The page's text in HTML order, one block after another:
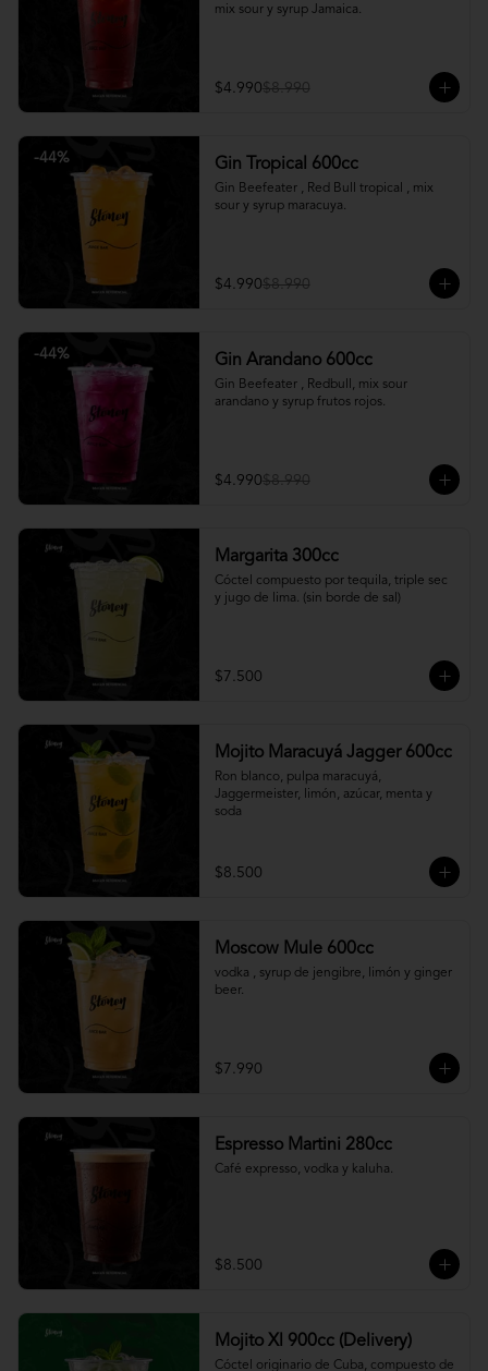
mix sour y syrup Jamaica.
$4.990$8.990
-44% Gin Tropical 600cc
Gin Beefeater , Red Bull tropical , mix
sour y syrup maracuya.
$4.990$8.990
-44% Gin Arandano 600cc
Gin Beefeater , Redbull, mix sour
arandano y syrup frutos rojos.
$4.990$8.990
Margarita 300cc
Cóctel compuesto por tequila, triple sec
y jugo de lima. (sin borde de sal)
$7.500
Mojito Maracuyá Jagger 600cc
Ron blanco, pulpa maracuyá,
Jaggermeister, limón, azúcar, menta y
soda
$8.500
Moscow Mule 600cc
vodka , syrup de jengibre, limón y ginger
beer.
$7.990
Espresso Martini 280cc
Café expresso, vodka y kaluha.
$8.500
Mojito Xl 900cc (Delivery)
Cóctel originario de Cuba, compuesto de